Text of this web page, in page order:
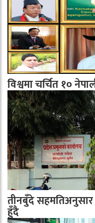
विश्वमा चर्चित १०
तीनबुँदे सहमतिअनुसार
हुँदै